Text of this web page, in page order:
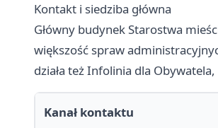
Kontakt i siedziba główna
Główny budynek Starostwa
większość spraw
działa też Infolinia dla
Kanał kontaktu